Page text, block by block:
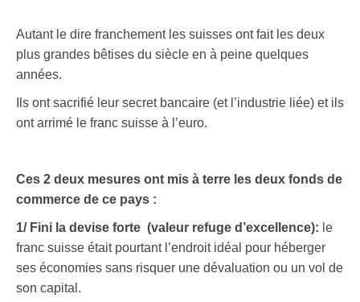
Autant le dire franchement les suisses ont fait les deux
plus grandes bêtises du siècle en à peine quelques
années.
Ils ont sacrifié leur secret bancaire (et l’industrie liée) et ils
ont arrimé le franc suisse à l’euro.
Ces 2 deux mesures ont mis à terre les deux fonds de
commerce de ce pays :
1/ Fini la devise forte (valeur refuge d’excellence): le
franc suisse était pourtant l’endroit idéal pour héberger
ses économies sans risquer une dévaluation ou un vol de
son capital.